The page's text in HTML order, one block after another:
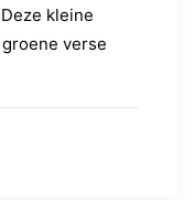
kleine
verse